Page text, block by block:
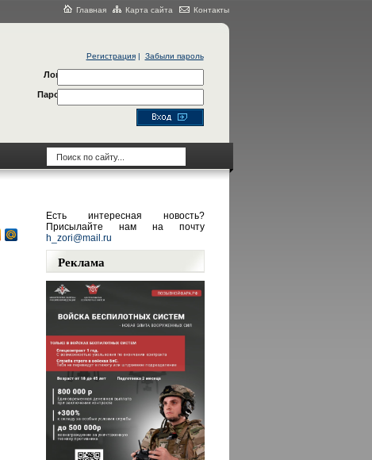
Главная Карта сайта Контакты
Регистрация| Забыли пароль
Логин
Пароль
Есть интересная новость?
Присылайте нам на почту
h_zori@mail.ru
Реклама